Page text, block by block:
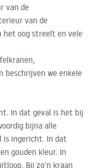
van de
van de
het oog streelt en vele
beschrijven we enkele
In dat geval is het bij
bijna alle
is ingericht. In dat
gouden kleur. In
Bij zo’n kraan